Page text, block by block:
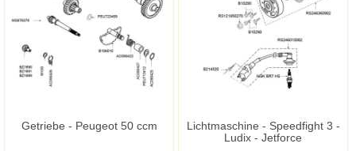
Getriebe - Peugeot 50 ccm
Lichtmaschine - Speedfight 3 -
Ludix - Jetforce